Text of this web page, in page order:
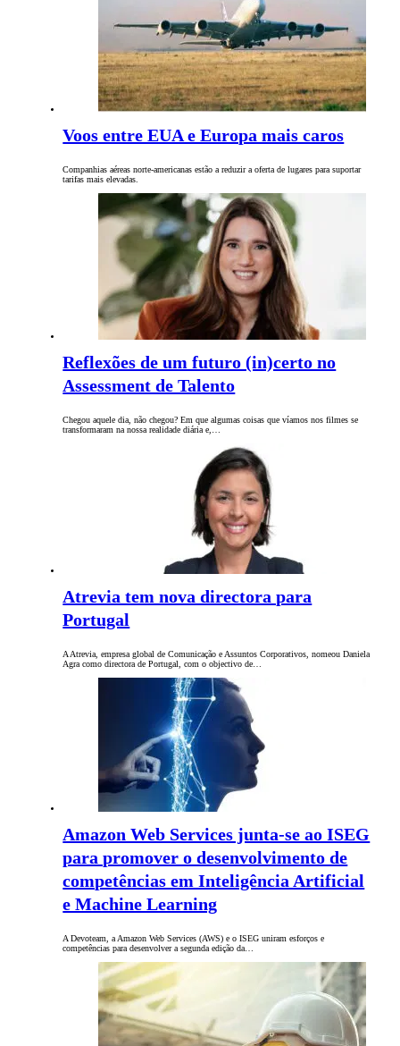
Voos entre EUA e Europa mais caros
Companhias aéreas norte-americanas estão a reduzir a oferta de lugares para suportar
tarifas mais elevadas.
Reflexões de um futuro (in)certo no
Assessment de Talento
Chegou aquele dia, não chegou? Em que algumas coisas que víamos nos filmes se
transformaram na nossa realidade diária e,…
Atrevia tem nova directora para
Portugal
A Atrevia, empresa global de Comunicação e Assuntos Corporativos, nomeou Daniela
Agra como directora de Portugal, com o objectivo de…
Amazon Web Services junta-se ao ISEG
para promover o desenvolvimento de
competências em Inteligência Artificial
e Machine Learning
A Devoteam, a Amazon Web Services (AWS) e o ISEG uniram esforços e
competências para desenvolver a segunda edição da…